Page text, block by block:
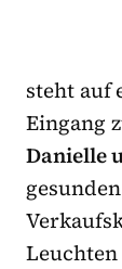
steht auf
Eingang
Danielle